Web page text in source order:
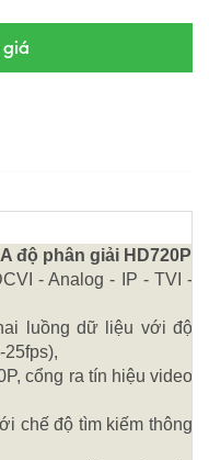
giá
độ phân giải HD720P
- Analog - IP - TVI -
luồng dữ liệu với độ
cổng ra tín hiệu video
chế độ tìm kiếm thông